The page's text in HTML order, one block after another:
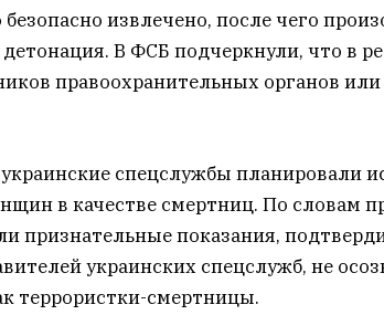
извлечено, после чего
В ФСБ подчеркнули, что в
правоохранительных органов
спецслужбы планировали
в качестве смертниц. По словам
признательные показания,
украинских спецслужб, не
террористки-смертницы.